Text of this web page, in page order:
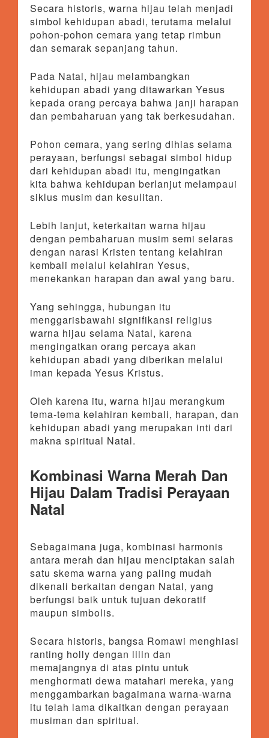
Secara historis, warna hijau telah menjadi
simbol kehidupan abadi, terutama melalui
pohon-pohon cemara yang tetap rimbun
dan semarak sepanjang tahun.
Pada Natal, hijau melambangkan
kehidupan abadi yang ditawarkan Yesus
kepada orang percaya bahwa janji harapan
dan pembaharuan yang tak berkesudahan.
Pohon cemara, yang sering dihias selama
perayaan, berfungsi sebagai simbol hidup
dari kehidupan abadi itu, mengingatkan
kita bahwa kehidupan berlanjut melampaui
siklus musim dan kesulitan.
Lebih lanjut, keterkaitan warna hijau
dengan pembaharuan musim semi selaras
dengan narasi Kristen tentang kelahiran
kembali melalui kelahiran Yesus,
menekankan harapan dan awal yang baru.
Yang sehingga, hubungan itu
menggarisbawahi signifikansi religius
warna hijau selama Natal, karena
mengingatkan orang percaya akan
kehidupan abadi yang diberikan melalui
iman kepada Yesus Kristus.
Oleh karena itu, warna hijau merangkum
tema-tema kelahiran kembali, harapan, dan
kehidupan abadi yang merupakan inti dari
makna spiritual Natal.
Kombinasi Warna Merah Dan
Hijau Dalam Tradisi Perayaan
Natal
Sebagaimana juga, kombinasi harmonis
antara merah dan hijau menciptakan salah
satu skema warna yang paling mudah
dikenali berkaitan dengan Natal, yang
berfungsi baik untuk tujuan dekoratif
maupun simbolis.
Secara historis, bangsa Romawi menghiasi
ranting holly dengan lilin dan
memajangnya di atas pintu untuk
menghormati dewa matahari mereka, yang
menggambarkan bagaimana warna-warna
itu telah lama dikaitkan dengan perayaan
musiman dan spiritual.